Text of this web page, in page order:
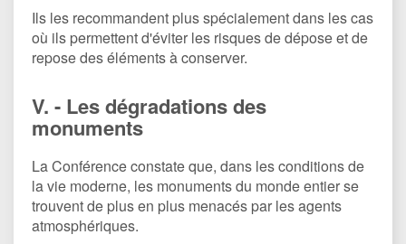
Ils les recommandent plus spécialement dans les cas
où ils permettent d'éviter les risques de dépose et de
repose des éléments à conserver.
V. - Les dégradations des
monuments
La Conférence constate que, dans les conditions de
la vie moderne, les monuments du monde entier se
trouvent de plus en plus menacés par les agents
atmosphériques.